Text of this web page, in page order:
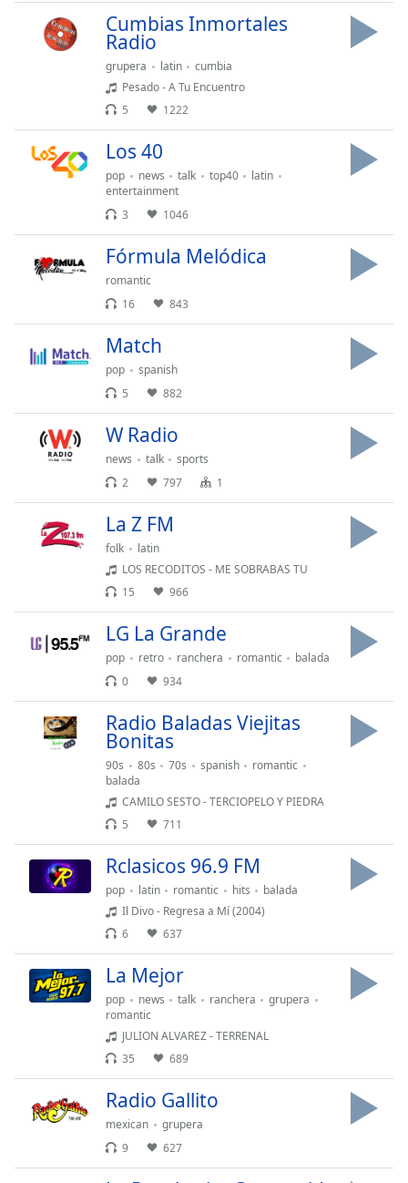
Color
Font
Edge
Style
Family
Cumbias Inmortales
Radio
grupera latin
cumbia
Pesado - A Tu Encuentro
5
1222
Los 40
pop news talk top40
latin
entertainment
3
1046
Fórmula Melódica
romantic
16
843
Match
pop
spanish
5
882
W Radio
news talk
sports
2
797 1
La Z FM
folk
latin
LOS RECODITOS - ME SOBRABAS TU
15
966
LG La Grande
pop retro ranchera romantic
balada
0
934
Radio Baladas Viejitas
Bonitas
90s 80s 70s spanish
romantic
balada
CAMILO SESTO - TERCIOPELO Y PIEDRA
5
711
Rclasicos 96.9 FM
pop latin romantic hits
balada
Il Divo - Regresa a Mí (2004)
6
637
La Mejor
pop news talk ranchera
grupera
romantic
JULION ALVAREZ - TERRENAL
35
689
Radio Gallito
mexican
grupera
9
627